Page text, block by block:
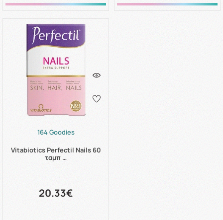
164 Goodies
Vitabiotics Perfectil Nails 60
ταμπ …
20.33€